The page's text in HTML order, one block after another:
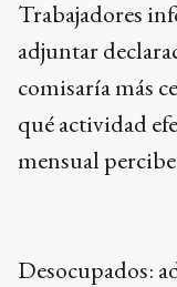
Trabajadores
adjuntar
comisaría más
qué actividad
mensual
Desocupados: